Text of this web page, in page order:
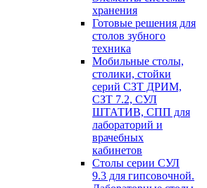
хранения
Готовые решения для
столов зубного
техника
Мобильные столы,
столики, стойки
серий СЗТ ДРИМ,
СЗТ 7.2, СУЛ
ШТАТИВ, СПП для
лабораторий и
врачебных
кабинетов
Столы серии СУЛ
9.3 для гипсовочной.